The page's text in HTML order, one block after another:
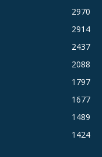
2970
2914
2437
2088
1797
1677
1489
1424